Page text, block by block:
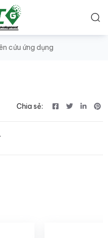
cứu ứng dụng
Chia sẻ: